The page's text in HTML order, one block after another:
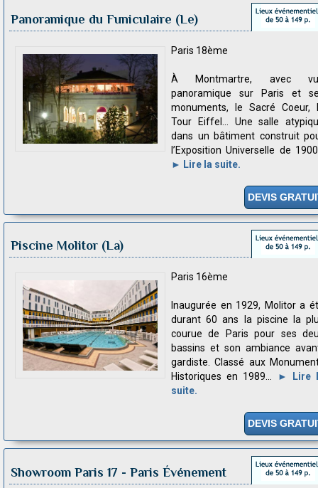
Panoramique du Funiculaire (Le)
Paris 18ème
À Montmartre, avec
panoramique sur Paris et
monuments, le Sacré Coeur,
Tour Eiffel… Une salle
dans un bâtiment construit
l’Exposition Universelle de
► Lire la suite.
DEVIS
Piscine Molitor (La)
Paris 16ème
Inaugurée en 1929, Molitor a
durant 60 ans la piscine la
courue de Paris pour ses
bassins et son ambiance
gardiste. Classé aux
Historiques en 1989...
► Lire
suite.
DEVIS
Showroom Paris 17 - Paris Événement